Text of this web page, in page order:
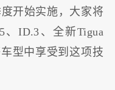
开始实施，大家将
ID.3、全新Tigua
型中享受到这项技